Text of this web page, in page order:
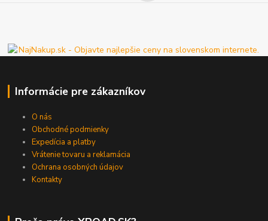
Informácie pre zákazníkov
O nás
Obchodné podmienky
Expedícia a platby
Vrátenie tovaru a reklamácia
Ochrana osobných údajov
Kontakty